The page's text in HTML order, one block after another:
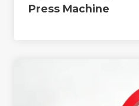
Press Machine